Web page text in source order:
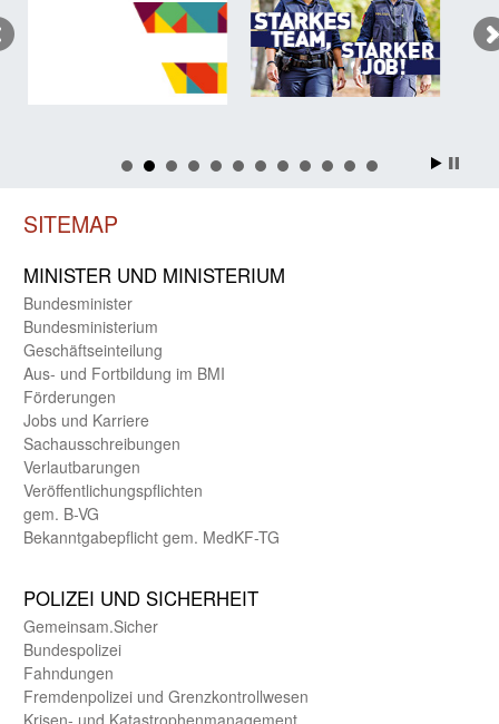
SITEMAP
MINISTER UND MINIST­ERIUM
Bundes­minister
Bundes­ministerium
Geschäfts­einteilung
Aus- und Fortbildung im BMI
Förderungen
Jobs und Karriere
Sachaus­schreibungen
Verlautbarungen
Veröffentlichungspflichten
gem. B-VG
Bekanntgabepflicht gem. MedKF-TG
POLIZEI UND SICHER­HEIT
Gemein­sam.Sicher
Bundes­polizei
Fahndungen
Fremdenpolizei und Grenzkontrollwesen
Krisen- und Katastrophen­management